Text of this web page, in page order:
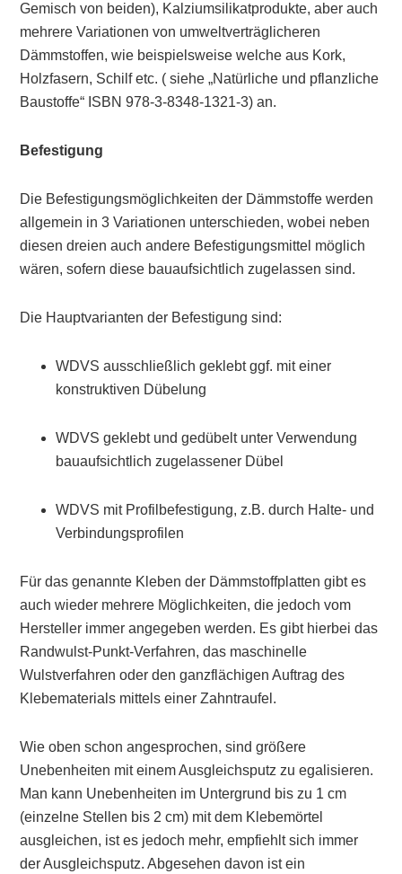
Gemisch von beiden), Kalziumsilikatprodukte, aber auch
mehrere Variationen von umweltverträglicheren
Dämmstoffen, wie beispielsweise welche aus Kork,
Holzfasern, Schilf etc. ( siehe„Natürliche und pflanzliche
Baustoffe“ ISBN 978-3-8348-1321-3) an.
Befestigung
Die Befestigungsmöglichkeiten der Dämmstoffe werden
allgemein in 3 Variationen unterschieden, wobei neben
diesen dreien auch andere Befestigungsmittel möglich
wären, sofern diese bauaufsichtlich zugelassen sind.
Die Hauptvarianten der Befestigung sind:
WDVS ausschließlich geklebt ggf. mit einer
konstruktiven Dübelung
WDVS geklebt und gedübelt unter Verwendung
bauaufsichtlich zugelassener Dübel
WDVS mit Profilbefestigung, z.B. durch Halte- und
Verbindungsprofilen
Für das genannte Kleben der Dämmstoffplatten gibt es
auch wieder mehrere Möglichkeiten, die jedoch vom
Hersteller immer angegeben werden. Es gibt hierbei das
Randwulst-Punkt-Verfahren, das maschinelle
Wulstverfahren oder den ganzflächigen Auftrag des
Klebematerials mittels einer Zahntraufel.
Wie oben schon angesprochen, sind größere
Unebenheiten mit einem Ausgleichsputz zu egalisieren.
Man kann Unebenheiten im Untergrund bis zu 1 cm
(einzelne Stellen bis 2 cm) mit dem Klebemörtel
ausgleichen, ist es jedoch mehr, empfiehlt sich immer
der Ausgleichsputz. Abgesehen davon ist ein